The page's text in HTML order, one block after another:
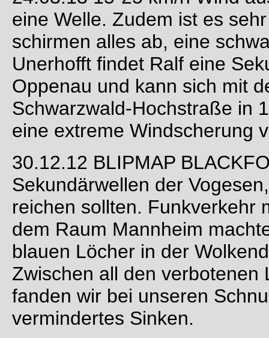
eine Welle. Zudem ist es
schirmen alles ab, eine
Unerhofft findet Ralf eine
Oppenau und kann sich mit
Schwarzwald-Hochstraße in
eine extreme Windscherung
30.12.12 BLIPMAP
Sekundärwellen der
reichen sollten. Funkverkehr
dem Raum Mannheim
blauen Löcher in der
Zwischen all den
fanden wir bei unseren
vermindertes Sinken.